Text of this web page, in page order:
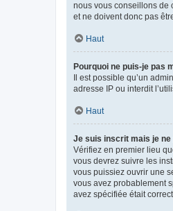
nous vous conseillons de
et ne doivent donc pas
Haut
Pourquoi ne puis-je pas
Il est possible qu’un
adresse IP ou interdit
Haut
Je suis inscrit mais je
Vérifiez en premier lieu
vous devrez suivre les
vous puissiez ouvrir une
vous avez probablement
avez spécifiée était